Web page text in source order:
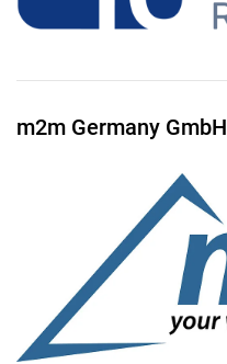
m2m Germany GmbH